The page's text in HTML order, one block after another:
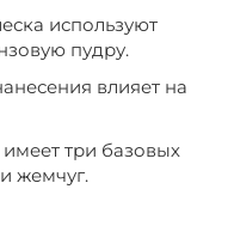
используют
пудру.
влияет на
три базовых
жемчуг.